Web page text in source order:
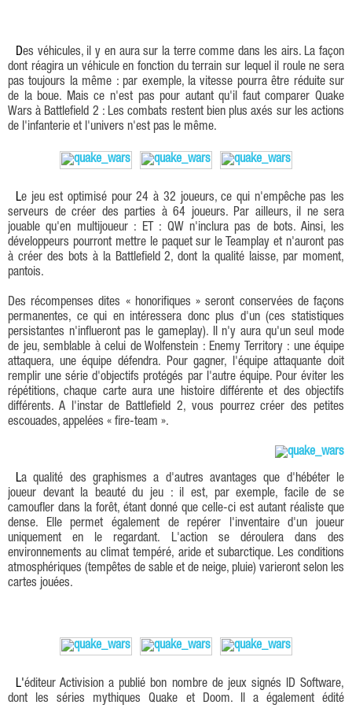
Des véhicules, il y en aura sur la terre comme dans les airs. La façon
dont réagira un véhicule en fonction du terrain sur lequel il roule ne sera
pas toujours la même : par exemple, la vitesse pourra être réduite sur
de la boue. Mais ce n'est pas pour autant qu'il faut comparer Quake
Wars à Battlefield 2 : Les combats restent bien plus axés sur les actions
de l'infanterie et l'univers n'est pas le même.
Le jeu est optimisé pour 24 à 32 joueurs, ce qui n'empêche pas les
serveurs de créer des parties à 64 joueurs. Par ailleurs, il ne sera
jouable qu'en multijoueur : ET : QW n'inclura pas de bots. Ainsi, les
développeurs pourront mettre le paquet sur le Teamplay et n'auront pas
à créer des bots à la Battlefield 2, dont la qualité laisse, par moment,
pantois.
Des récompenses dites « honorifiques » seront conservées de façons
permanentes, ce qui en intéressera donc plus d'un (ces statistiques
persistantes n'influeront pas le gameplay). Il n'y aura qu'un seul mode
de jeu, semblable à celui de Wolfenstein : Enemy Territory : une équipe
attaquera, une équipe défendra. Pour gagner, l'équipe attaquante doit
remplir une série d'objectifs protégés par l'autre équipe. Pour éviter les
répétitions, chaque carte aura une histoire différente et des objectifs
différents. A l'instar de Battlefield 2, vous pourrez créer des petites
escouades, appelées « fire-team ».
La qualité des graphismes a d'autres avantages que d'hébéter le
joueur devant la beauté du jeu : il est, par exemple, facile de se
camoufler dans la forêt, étant donné que celle-ci est autant réaliste que
dense. Elle permet également de repérer l'inventaire d'un joueur
uniquement en le regardant. L'action se déroulera dans des
environnements au climat tempéré, aride et subarctique. Les conditions
atmosphériques (tempêtes de sable et de neige, pluie) varieront selon les
cartes jouées.
L'éditeur Activision a publié bon nombre de jeux signés ID Software,
dont les séries mythiques Quake et Doom. Il a également édité